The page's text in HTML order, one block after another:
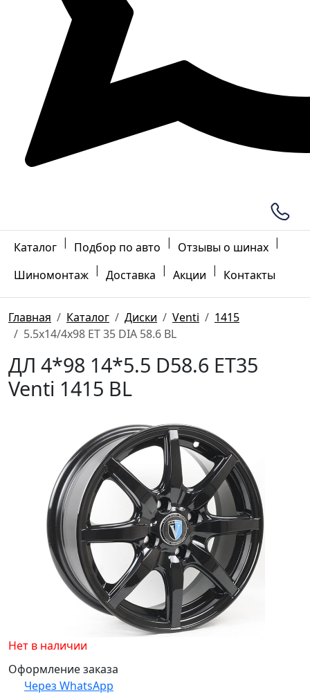
Каталог | Подбор по авто | Отзывы о шинах |
Шиномонтаж | Доставка | Акции | Контакты
Главная Каталог Диски Venti
1415
5.5x14/4x98 ET 35 DIA 58.6 BL
ДЛ 4*98 14*5.5 D58.6 ET35
Venti 1415 BL
Нет в наличии
Оформление заказа
Через WhatsApp